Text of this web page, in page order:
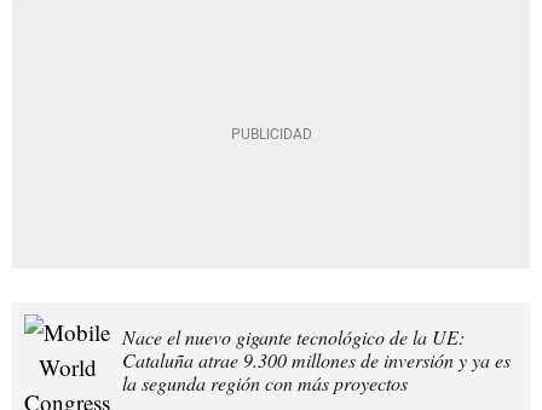
Nace el nuevo gigante tecnológico de la UE:
Cataluña atrae 9.300 millones de inversión y ya es
la segunda región con más proyectos